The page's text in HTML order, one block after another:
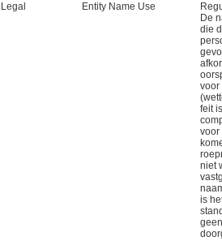
Legal Entity Name Use
De
die
voor
feit
voor
niet
is